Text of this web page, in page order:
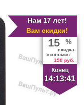
Нам 17 лет!
Вам скидки!
Конец
14:13:41
15 %
скидка
экономия
150 руб.